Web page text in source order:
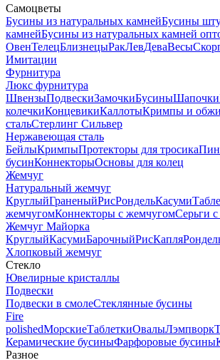
Самоцветы
Бусины из натуральных камнейБусины
камнейБусины из натуральных камней
ОвенТелецБлизнецыРакЛевДеваВесы
Имитации
Фурнитура
Люкс фурнитура
ШвензыПодвескиЗамочкиБусиныШапочки
колечкиКонцевикиКаллотыКримпы и
стальСтерлинг Сильвер
Нержавеющая сталь
БейлыКримпыПротекторы для тросика
бусинКоннекторыОсновы для колец
Жемчуг
Натуральный жемчуг
КруглыйГраненыйРисРондельКасуми
жемчугомКоннекторы с жемчугомСерьги
Жемчуг Майорка
КруглыйКасумиБарочныйРисКапля
Хлопковый жемчуг
Стекло
Ювелирные кристаллы
Подвески
Подвески в смолеСтеклянные бусины
Fire
polishedМорскиеТаблеткиОвалыЛэмпворк
Керамические бусиныФарфоровые бусины
Разное